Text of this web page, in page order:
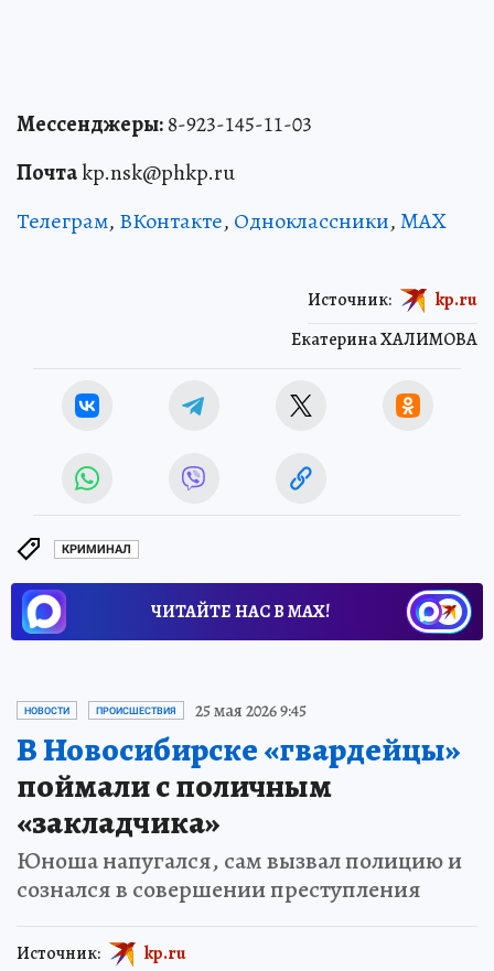
Мессенджеры:8-923-145-11-03
Почтаkp.nsk@phkp.ru
Телеграм, ВКонтакте, Одноклассники,MAX
Екатерина ХАЛИМОВА
Источник: kp.ru
КРИМИНАЛ
ЧИТАЙТЕ НАС В МАХ!
НОВОСТИ ПРОИСШЕСТВИЯ 25 мая 2026 9:45
В Новосибирске «гвардейцы»
поймали с поличным
«закладчика»
Юноша напугался, сам вызвал полицию и
сознался в совершении преступления
Источник: kp.ru